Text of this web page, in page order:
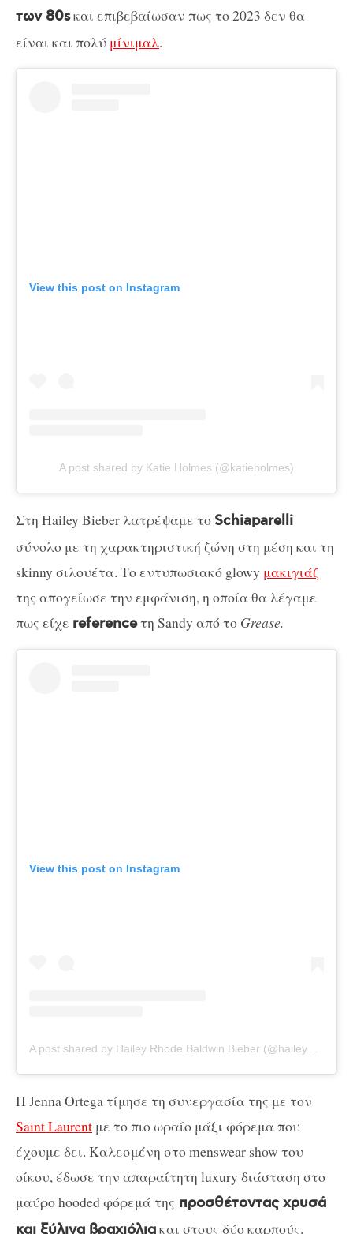
των 80sκαι επιβεβαίωσαν πως το 2023 δεν θα
είναι και πολύ μίνιμαλ.
View this post on Instagram
A post shared by Katie Holmes (@katieholmes)
Στη Hailey Bieber λατρέψαμε το Schiaparelli
σύνολο με τη χαρακτηριστική ζώνη στη μέση και τη
skinny σιλουέτα. Το εντυπωσιακό glowy μακιγιάζ
της απογείωσε την εμφάνιση, η οποία θα λέγαμε
πως είχε referenceτη Sandy από το Grease.
View this post on Instagram
A post shared by Hailey Rhode Baldwin Bieber (@haileybieber)
H Jenna Ortega τίμησε τη συνεργασία της με τον
Saint Laurent με το πιο ωραίο μάξι φόρεμα που
έχουμε δει. Καλεσμένη στο menswear show του
οίκου, έδωσε την απαραίτητη luxury διάσταση στο
μαύρο hooded φόρεμά της προσθέτοντας χρυσά
και ξύλινα βραχιόλιακαι στους δύο καρπούς.